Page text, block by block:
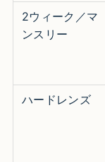
2ウィーク／マ
ンスリー
ハードレンズ